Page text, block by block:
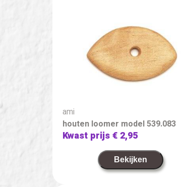
ami
houten loomer model 539.083
Kwast prijs€ 2,95
Bekijken